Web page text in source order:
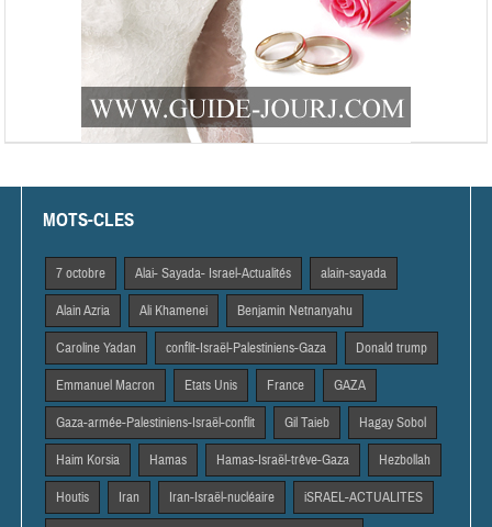
MOTS-CLES
7 octobre Alai- Sayada- Israel-Actualités alain-sayada
Alain Azria Ali Khamenei Benjamin Netnanyahu
Caroline Yadan conflit-Israël-Palestiniens-Gaza Donald trump
Emmanuel Macron Etats Unis France GAZA
Gaza-armée-Palestiniens-Israël-conflit Gil Taieb Hagay Sobol
Haim Korsia Hamas Hamas-Israël-trêve-Gaza Hezbollah
Houtis Iran Iran-Israël-nucléaire iSRAEL-ACTUALITES